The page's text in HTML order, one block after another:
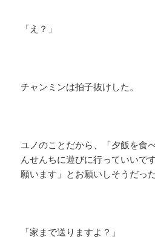
「え？」
チャンミンは拍子抜けした。
ユノのことだから、「夕飯を食
んせんちに遊びに行っていいで
願います」とお願いしそうだっ
「家まで送りますよ？」